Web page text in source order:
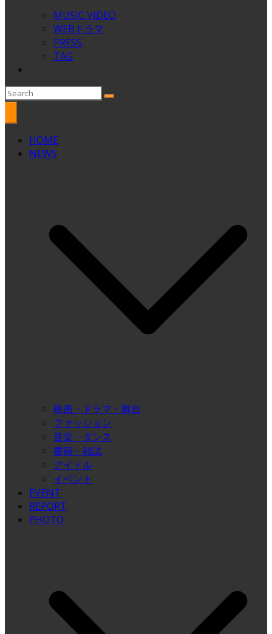
MUSIC VIDEO
WEBドラマ
PRESS
TAG
HOME
NEWS
映画・ドラマ・舞台
ファッション
音楽・ダンス
書籍・雑誌
アイドル
イベント
EVENT
REPORT
PHOTO